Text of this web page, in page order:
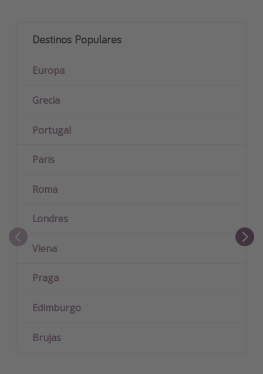
Destinos Populares
Europa
Grecia
Portugal
Paris
Roma
Londres
Viena
Praga
Edimburgo
Brujas